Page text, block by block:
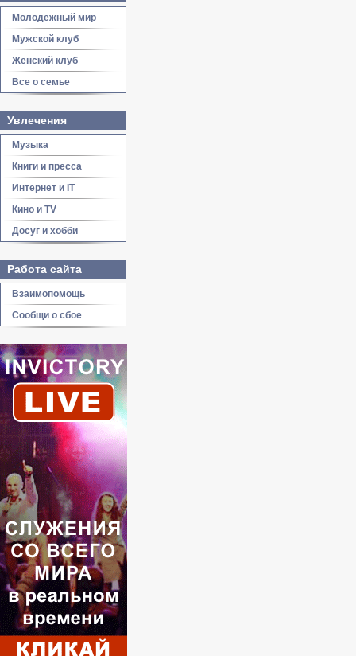
Молодежный мир
Мужской клуб
Женский клуб
Все о семье
Увлечения
Музыка
Книги и пресса
Интернет и IT
Кино и TV
Досуг и хобби
Работа сайта
Взаимопомощь
Сообщи о сбое